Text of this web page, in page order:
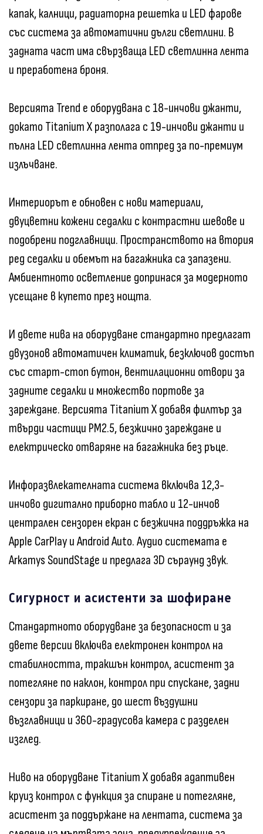
капак, калници, радиаторна решетка и LED фарове
със система за автоматични дълги светлини. В
задната част има свързваща LED светлинна лента
и преработена броня.
Версията Trend е оборудвана с 18-инчови джанти,
докато Titanium X разполага с 19-инчови джанти и
пълна LED светлинна лента отпред за по-премиум
излъчване.
Интериорът е обновен с нови материали,
двуцветни кожени седалки с контрастни шевове и
подобрени подглавници. Пространството на втория
ред седалки и обемът на багажника са запазени.
Амбиентното осветление допринася за модерното
усещане в купето през нощта.
И двете нива на оборудване стандартно предлагат
двузонов автоматичен климатик, безключов достъп
със старт-стоп бутон, вентилационни отвори за
задните седалки и множество портове за
зареждане. Версията Titanium X добавя филтър за
твърди частици PM2.5, безжично зареждане и
електрическо отваряне на багажника без ръце.
Инфоразвлекателната система включва 12,3-
инчово дигитално приборно табло и 12-инчов
централен сензорен екран с безжична поддръжка на
Apple CarPlay и Android Auto. Аудио системата е
Arkamys SoundStage и предлага 3D съраунд звук.
Сигурност и асистенти за шофиране
Стандартното оборудване за безопасност и за
двете версии включва електронен контрол на
стабилността, тракшън контрол, асистент за
потегляне по наклон, контрол при спускане, задни
сензори за паркиране, до шест въздушни
възглавници и 360-градусова камера с разделен
изглед.
Ниво на оборудване Titanium X добавя адаптивен
круиз контрол с функция за спиране и потегляне,
асистент за поддържане на лентата, система за